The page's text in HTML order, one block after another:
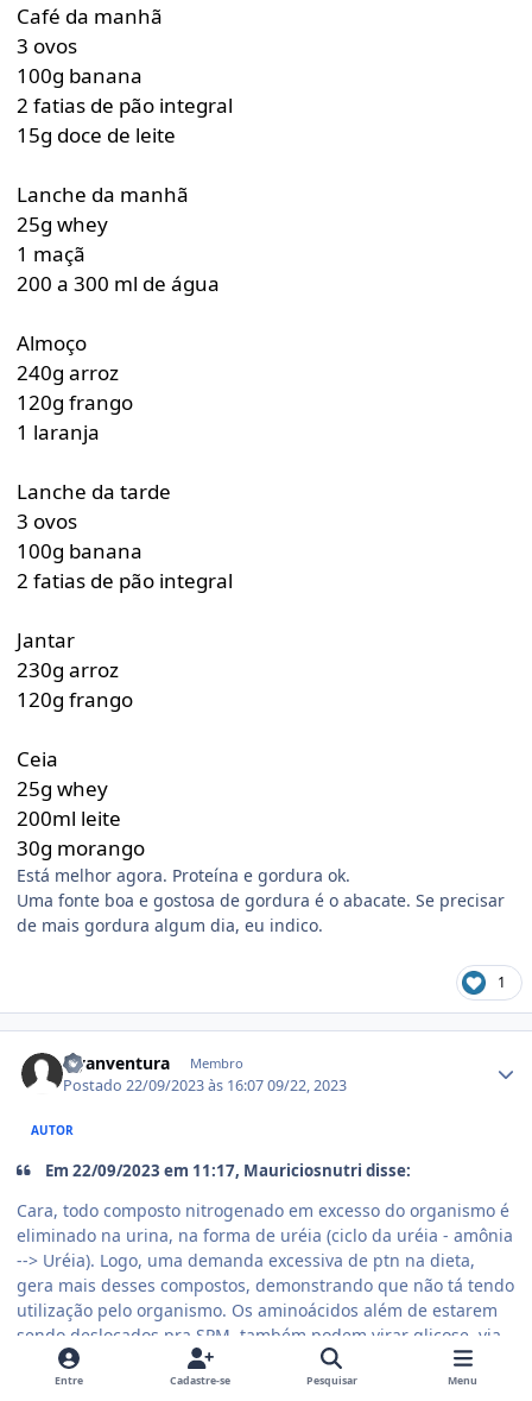
Café da manhã
3 ovos
100g banana
2 fatias de pão integral
15g doce de leite
Lanche da manhã
25g whey
1 maçã
200 a 300 ml de água
Almoço
240g arroz
120g frango
1 laranja
Lanche da tarde
3 ovos
100g banana
2 fatias de pão integral
Jantar
230g arroz
120g frango
Ceia
25g whey
200ml leite
30g morango
Está melhor agora. Proteína e gordura ok.
Uma fonte boa e gostosa de gordura é o abacate. Se precisar
de mais gordura algum dia, eu indico.
1
Hyanventura Membro
Postado22/09/2023 às 16:0709/22, 2023
AUTOR
Em 22/09/2023 em 11:17, Mauriciosnutri disse:
Cara, todo composto nitrogenado em excesso do organismo é
eliminado na urina, na forma de uréia (ciclo da uréia - amônia
--> Uréia). Logo, uma demanda excessiva de ptn na dieta,
gera mais desses compostos, demonstrando que não tá tendo
utilização pelo organismo. Os aminoácidos além de estarem
sendo deslocados pra SPM, também podem virar glicose, via
gliconeogênese, mas quando ta tudo em excesso, vai pelo
vaso.Entre Cadastre-se Pesquisar Menu